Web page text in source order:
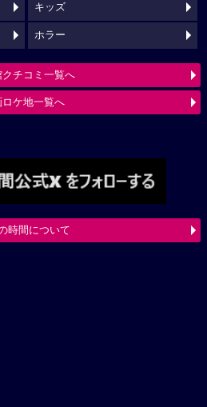
キッズ
ホラー
クチコミ一覧へ
ロケ地一覧へ
時間について